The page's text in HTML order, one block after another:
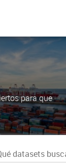
para que